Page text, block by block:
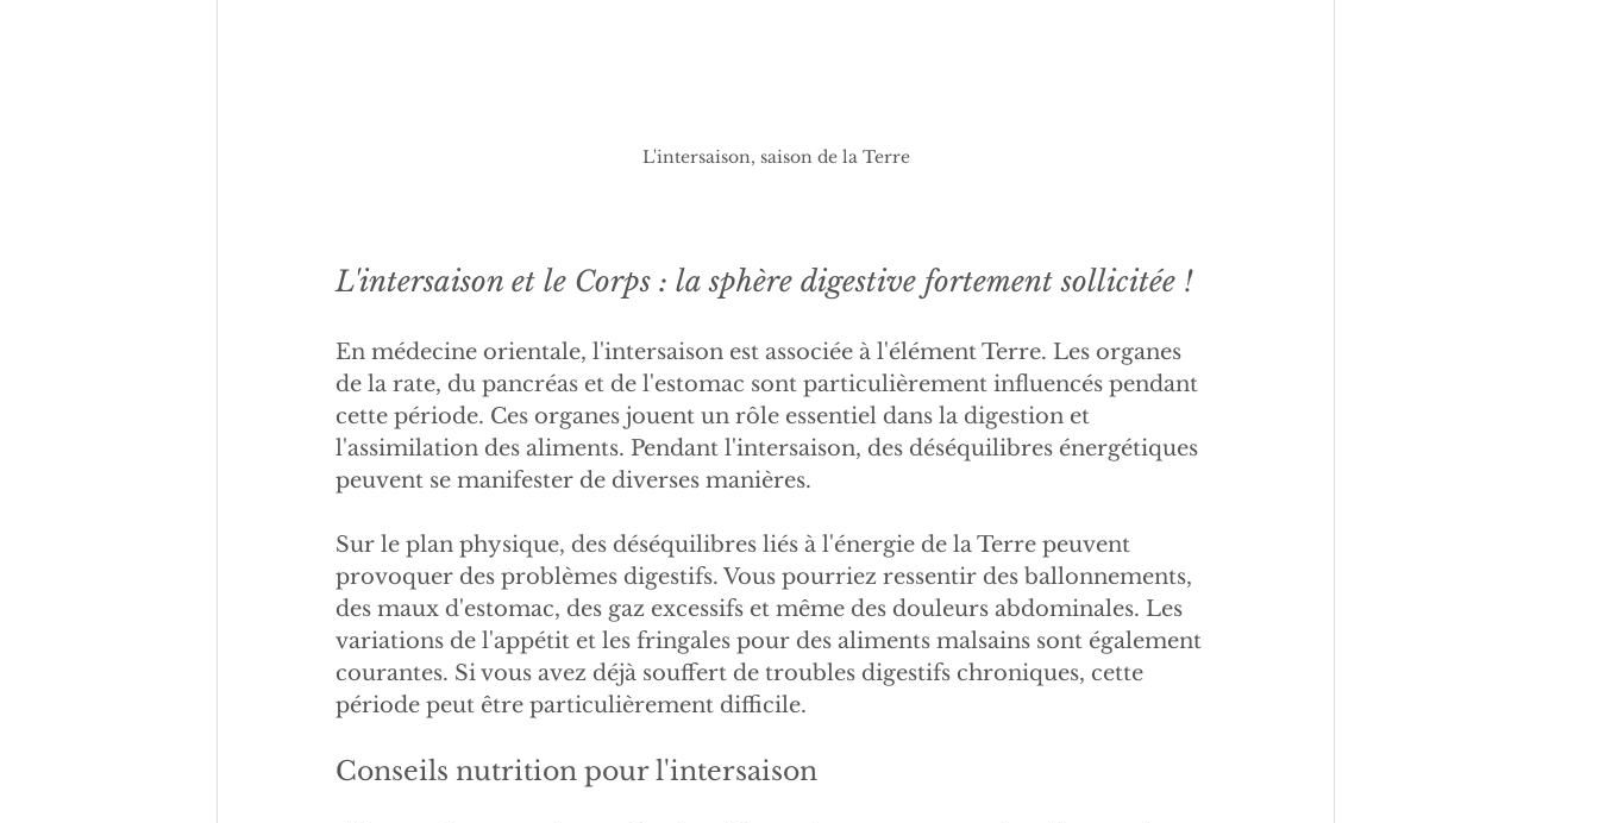
L'intersaison, saison de la Terre
L'intersaison et le Corps : la sphère digestive fortement sollicitée !
En médecine orientale, l'intersaison est associée à l'élément Terre. Les organes
de la rate, du pancréas et de l'estomac sont particulièrement influencés pendant
cette période. Ces organes jouent un rôle essentiel dans la digestion et
l'assimilation des aliments. Pendant l'intersaison, des déséquilibres énergétiques
peuvent se manifester de diverses manières.
Sur le plan physique, des déséquilibres liés à l'énergie de la Terre peuvent
provoquer des problèmes digestifs. Vous pourriez ressentir des ballonnements,
des maux d'estomac, des gaz excessifs et même des douleurs abdominales. Les
variations de l'appétit et les fringales pour des aliments malsains sont également
courantes. Si vous avez déjà souffert de troubles digestifs chroniques, cette
période peut être particulièrement difficile.
Conseils nutrition pour l'intersaison